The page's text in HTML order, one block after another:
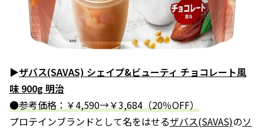
▶ザバス(SAVAS) シェイプ&ビューティ チョコレート風
味 900g 明治
●参考価格：￥4,590→￥3,684（20％OFF）
プロテインブランドとして名をはせるザバス(SAVAS)のソ